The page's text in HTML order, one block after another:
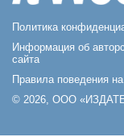
Политика
Информация об
сайта
Правила поведения
© 2026, ООО